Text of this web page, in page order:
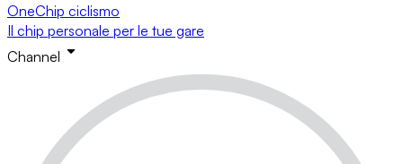
OneChip ciclismo
Il chip personale per le tue gare
Channel